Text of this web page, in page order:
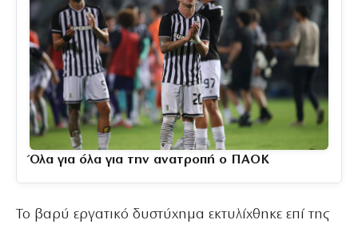
Όλα για όλα για την ανατροπή ο ΠΑΟΚ
Το βαρύ εργατικό δυστύχημα εκτυλίχθηκε επί της